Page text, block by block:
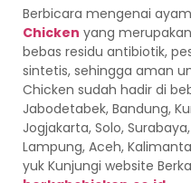
Berbicara mengenai
Chicken yang
bebas residu antibiotik,
sintetis, sehingga aman
Chicken sudah hadir di
Jabodetabek, Bandung,
Jogjakarta, Solo,
Lampung, Aceh,
yuk Kunjungi website